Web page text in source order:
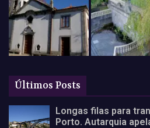
Últimos Posts
Longas filas para
Porto. Autarquia